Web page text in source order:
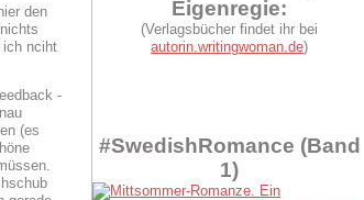
den
ich nciht
-
(es
Eigenregie:
(Verlagsbücher findet ihr bei
autorin.writingwoman.de)
#SwedishRomance (Band
1)